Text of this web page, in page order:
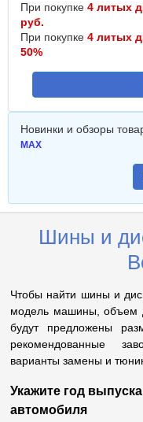
При покупке 4 литых
руб.
При покупке 4 литых
50%
Новинки и обзоры
MAX
Шины и
Чтобы найти шины и
модель машины, объем
будут предложены
рекомендованные
варианты замены и
Укажите год
автомобиля